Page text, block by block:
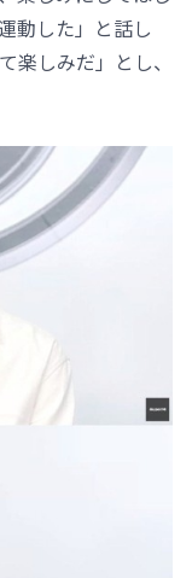
動した」と話し
楽しみだ」とし、